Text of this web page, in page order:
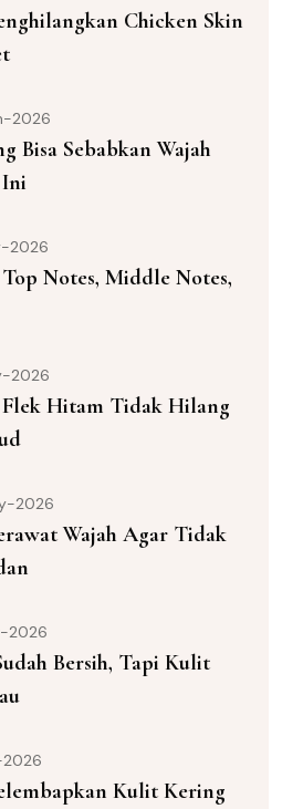
Chicken Skin
2026
Bisa Sebabkan Wajah
Ini
2026
Notes, Middle Notes,
2026
Flek Hitam Tidak Hilang
2026
Wajah Agar Tidak
2026
Bersih, Tapi Kulit
Kulit Kering